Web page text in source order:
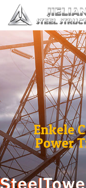
Enkele
Power